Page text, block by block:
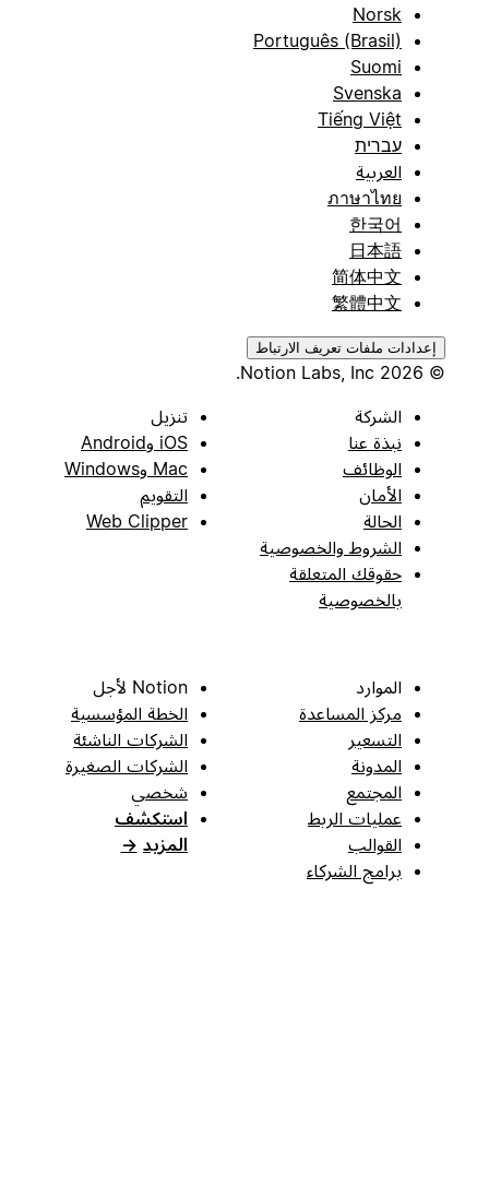
Norsk
Português (Brasil)
Suomi
Svenska
Tiếng Việt
עברית
العربية
ภาษาไทย
한국어
日本語
简体中文
繁體中文
إعدادات ملفات تعريف الارتباط
الشركة
نبذة عنا
الوظائف
الأمان
الحالة
الشروط والخصوصية
حقوقك المتعلقة
بالخصوصية
تنزيل
iOS وAndroid
Mac وWindows
التقويم
Web Clipper
الموارد
مركز المساعدة
التسعير
المدونة
المجتمع
عمليات الربط
القوالب
برامج الشركاء
Notion لأجل
الخطة المؤسسية
الشركات الناشئة
الشركات الصغيرة
شخصي
استكشف
المزيد →